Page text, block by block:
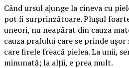
Când ursul ajunge la cineva cu
pot fi surprinzătoare. Plușul
uneori, nu neapărat din cauza
cauza prafului care se prinde
care firele freacă pielea. La unii,
minunată; la alții, e prea mult.